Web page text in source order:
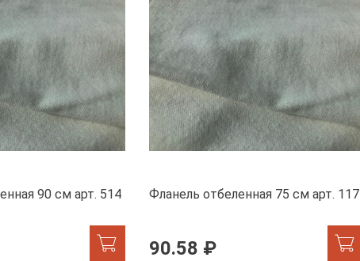
90 см арт. 514 Фланель отбеленная 75 см арт. 117
90.58 ₽